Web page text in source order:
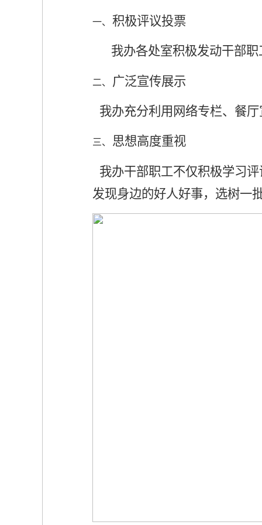
一、 积极评议投票
我办各处室积极发动干部
二、 广泛宣传展示
我办充分利用网络专栏、餐
三、 思想高度重视
我办干部职工不仅积极学习
发现身边的好人好事，选树一